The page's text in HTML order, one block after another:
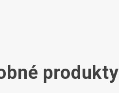
produkty